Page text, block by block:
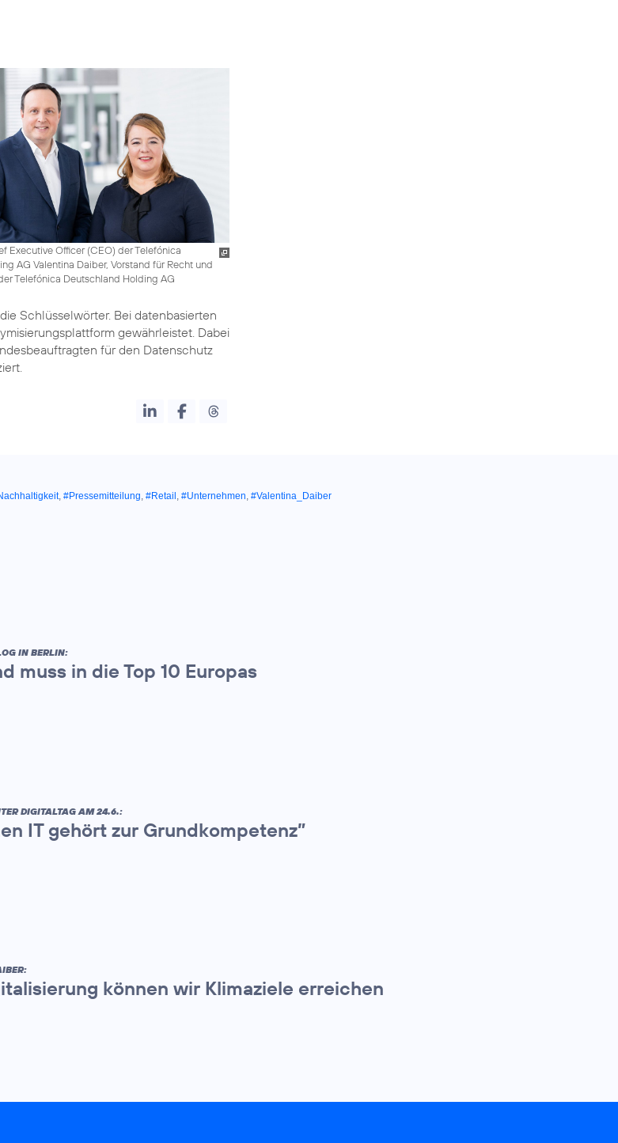
Executive Officer (CEO) der Telefónica
AG Valentina Daiber, Vorstand für Recht und
Telefónica Deutschland Holding AG
Schlüsselwörter. Bei datenbasierten
gewährleistet. Dabei
für den Datenschutz
, #Pressemitteilung, #Retail , #Unternehmen, #Valentina_Daiber
IN BERLIN:
muss in die Top 10 Europas
DIGITALTAG AM 24.6.:
IT gehört zur Grundkompetenz”
können wir Klimaziele erreichen